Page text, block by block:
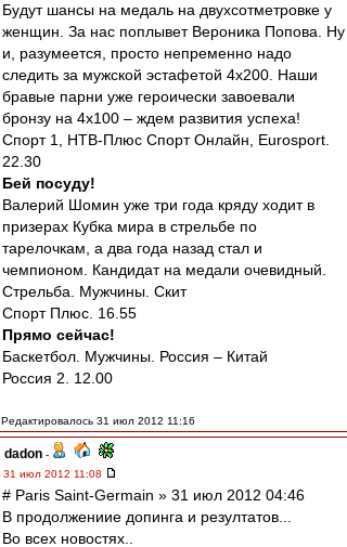
Будут шансы на медаль на двухсотметровке у
женщин. За нас поплывет Вероника Попова. Ну
и, разумеется, просто непременно надо
следить за мужской эстафетой 4х200. Наши
бравые парни уже героически завоевали
бронзу на 4х100 – ждем развития успеха!
Спорт 1, НТВ-Плюс Спорт Онлайн, Eurosport.
22.30
Бей посуду!
Валерий Шомин уже три года кряду ходит в
призерах Кубка мира в стрельбе по
тарелочкам, а два года назад стал и
чемпионом. Кандидат на медали очевидный.
Стрельба. Мужчины. Скит
Спорт Плюс. 16.55
Прямо сейчас!
Баскетбол. Мужчины. Россия – Китай
Россия 2. 12.00
Редактировалось 31 июл 2012 11:16
dadon -
31 июл 2012 11:08
# Paris Saint-Germain » 31 июл 2012 04:46
В продолжениие допинга и резултатов...
Во всех новостях..